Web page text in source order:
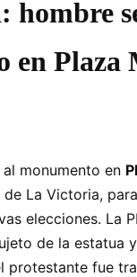
en Plaza
monumento en
La Victoria,
elecciones. La
de la estatua
protestante fue